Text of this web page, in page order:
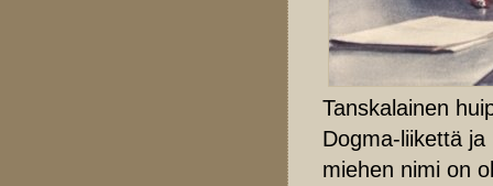
Tanskalainen
Dogma-liikettä
miehen nimi on